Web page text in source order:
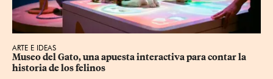
ARTE E IDEAS
Museo del Gato, una apuesta interactiva para contar la
historia de los felinos